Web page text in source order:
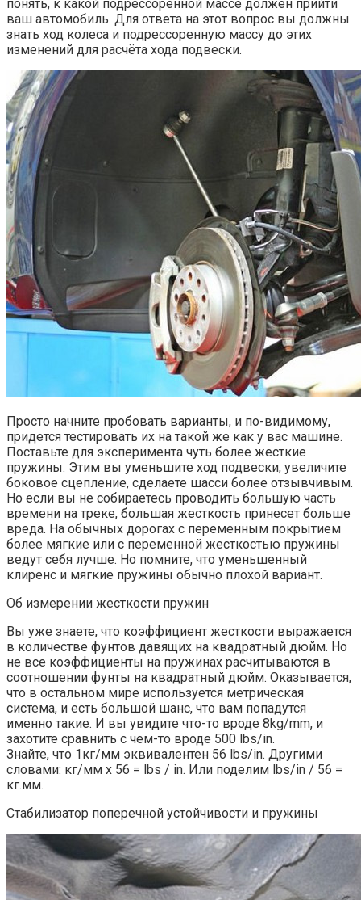
понять, к какой подрессоренной массе должен прийти
ваш автомобиль. Для ответа на этот вопрос вы должны
знать ход колеса и подрессоренную массу до этих
изменений для расчёта хода подвески.
Просто начните пробовать варианты, и по-видимому,
придется тестировать их на такой же как у вас машине.
Поставьте для эксперимента чуть более жесткие
пружины. Этим вы уменьшите ход подвески, увеличите
боковое сцепление, сделаете шасси более отзывчивым.
Но если вы не собираетесь проводить большую часть
времени на треке, большая жесткость принесет больше
вреда. На обычных дорогах с переменным покрытием
более мягкие или с переменной жесткостью пружины
ведут себя лучше. Но помните, что уменьшенный
клиренс и мягкие пружины обычно плохой вариант.
Об измерении жесткости пружин
Вы уже знаете, что коэффициент жесткости выражается
в количестве фунтов давящих на квадратный дюйм. Но
не все коэффициенты на пружинах расчитываются в
соотношении фунты на квадратный дюйм. Оказывается,
что в остальном мире используется метрическая
система, и есть большой шанс, что вам попадутся
именно такие. И вы увидите что-то вроде 8kg/mm, и
захотите сравнить с чем-то вроде 500 lbs/in.
Знайте, что 1кг/мм эквивалентен 56 lbs/in. Другими
словами: кг/мм x 56 = lbs / in. Или поделим lbs/in / 56 =
кг.мм.
Стабилизатор поперечной устойчивости и пружины